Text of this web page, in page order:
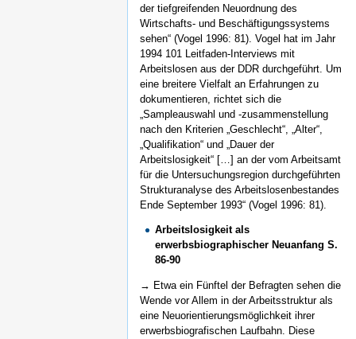
der tiefgreifenden Neuordnung des
Wirtschafts- und Beschäftigungssystems
sehen“ (Vogel 1996: 81). Vogel hat im Jahr
1994 101 Leitfaden-Interviews mit
Arbeitslosen aus der DDR durchgeführt. Um
eine breitere Vielfalt an Erfahrungen zu
dokumentieren, richtet sich die
„Sampleauswahl und -zusammenstellung
nach den Kriterien „Geschlecht“, „Alter“,
„Qualifikation“ und „Dauer der
Arbeitslosigkeit“ […] an der vom Arbeitsamt
für die Untersuchungsregion durchgeführten
Strukturanalyse des Arbeitslosenbestandes
Ende September 1993“ (Vogel 1996: 81).
Arbeitslosigkeit als
erwerbsbiographischer Neuanfang S.
86-90
→ Etwa ein Fünftel der Befragten sehen die
Wende vor Allem in der Arbeitsstruktur als
eine Neuorientierungsmöglichkeit ihrer
erwerbsbiografischen Laufbahn. Diese